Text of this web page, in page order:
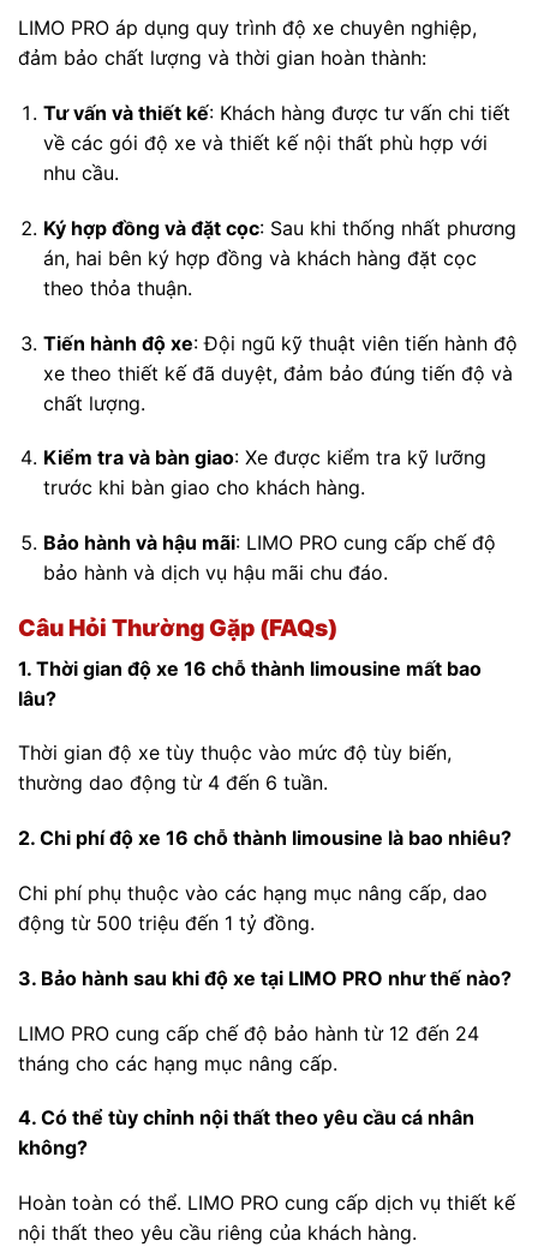
LIMO PRO áp dụng quy trình độ xe chuyên nghiệp,
đảm bảo chất lượng và thời gian hoàn thành:
Tư vấn và thiết kế: Khách hàng được tư vấn chi tiết
về các gói độ xe và thiết kế nội thất phù hợp với
nhu cầu.
Ký hợp đồng và đặt cọc: Sau khi thống nhất phương
án, hai bên ký hợp đồng và khách hàng đặt cọc
theo thỏa thuận.
Tiến hành độ xe:Đội ngũ kỹ thuật viên tiến hành độ
xe theo thiết kế đã duyệt, đảm bảo đúng tiến độ và
chất lượng.
Kiểm tra và bàn giao: Xe được kiểm tra kỹ lưỡng
trước khi bàn giao cho khách hàng.
Bảo hành và hậu mãi: LIMO PRO cung cấp chế độ
bảo hành và dịch vụ hậu mãi chu đáo.
Câu Hỏi Thường Gặp (FAQs)
1. Thời gian độ xe 16 chỗ thành limousine mất bao
lâu?
Thời gian độ xe tùy thuộc vào mức độ tùy biến,
thường dao động từ 4 đến 6 tuần.
2. Chi phí độ xe 16 chỗ thành limousine là bao nhiêu?
Chi phí phụ thuộc vào các hạng mục nâng cấp, dao
động từ 500 triệu đến 1 tỷ đồng.
3. Bảo hành sau khi độ xe tại LIMO PRO như thế nào?
LIMO PRO cung cấp chế độ bảo hành từ 12 đến 24
tháng cho các hạng mục nâng cấp.
4. Có thể tùy chỉnh nội thất theo yêu cầu cá nhân
không?
Hoàn toàn có thể. LIMO PRO cung cấp dịch vụ thiết kế
nội thất theo yêu cầu riêng của khách hàng.